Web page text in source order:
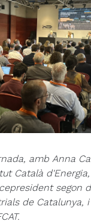
amb Anna
Català
segon
de Catalunya,